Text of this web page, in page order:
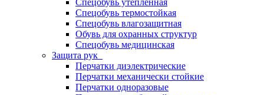
Спецобувь утеплённая
Спецобувь термостойкая
Спецобувь влагозащитная
Обувь для охранных структур
Спецобувь медицинская
Защита рук
Перчатки диэлектрические
Перчатки механически стойкие
Перчатки одноразовые